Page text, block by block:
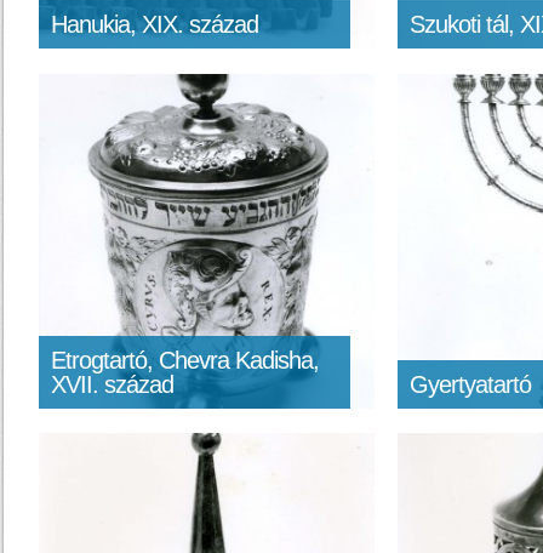
Hanukia, XIX. század Szukoti tál,
Etrogtartó, Chevra Kadisha,
XVII. század
Gyertyatartó